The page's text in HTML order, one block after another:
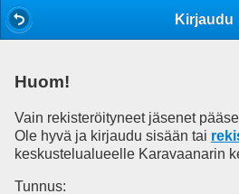
Kirjaudu
Huom!
Vain rekisteröityneet jäsenet
Ole hyvä ja kirjaudu sisään tai
keskustelualueelle Karavaanarin
Tunnus: